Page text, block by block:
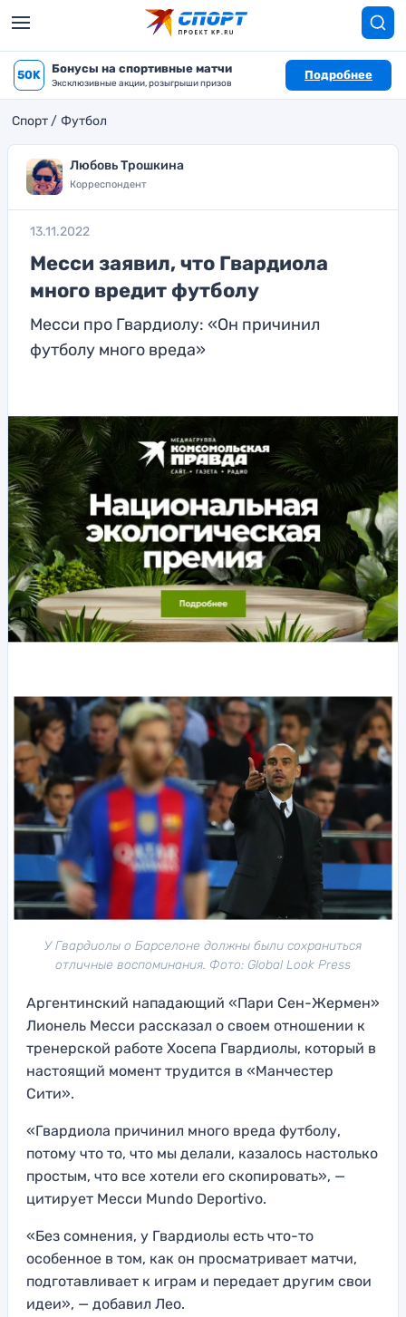
50K Бонусы на спортивные матчи
Эксклюзивные акции, розыгрыши призов
Подробнее
Спорт Футбол
Любовь Трошкина
Корреспондент
13.11.2022
Месси заявил, что Гвардиола
много вредит футболу
Месси про Гвардиолу: «Он причинил
футболу много вреда»
У Гвардиолы о Барселоне должны были сохраниться
отличные воспоминания. Фото: Global Look Press
Аргентинский нападающий «Пари Сен-Жермен»
Лионель Месси рассказал о своем отношении к
тренерской работе Хосепа Гвардиолы, который в
настоящий момент трудится в «Манчестер
Сити».
«Гвардиола причинил много вреда футболу,
потому что то, что мы делали, казалось настолько
простым, что все хотели его скопировать», —
цитирует Месси Mundo Deportivo.
«Без сомнения, у Гвардиолы есть что-то
особенное в том, как он просматривает матчи,
подготавливает к играм и передает другим свои
идеи», — добавил Лео.